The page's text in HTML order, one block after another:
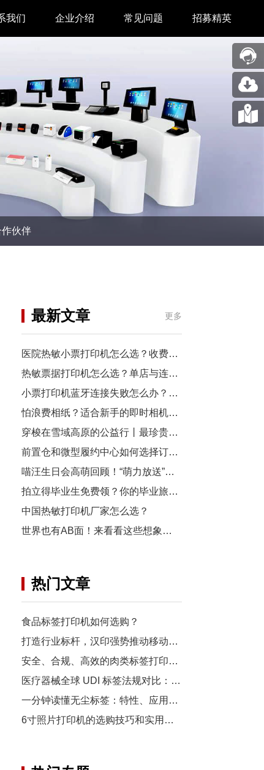
我们
合作
再利用服务
题反馈&建议
企业介绍
关于我们
图片展示
合作伙伴
汉印人文
公司动态
3D打印
常见问题 招募精英
作伙伴
最新文章 更多
医院热敏小票打印机怎么选？收费窗口、药房以及诊室选型指南
热敏票据打印机怎么选？单店与连锁门店选型对比
小票打印机蓝牙连接失败怎么办？从配对到断连7步排查
怕浪费相纸？适合新手的即时相机推荐
穿梭在雪域高原的公益行丨最珍贵的“礼物”，是让孩子看见远方
前置仓和微型履约中心如何选择订单小票打印机？
喵汪生日会高萌回顾！“萌力放送”请查收~
拍立得毕业生免费领？你的毕业旅行照，也有机会上「三影堂」影展了！
中国热敏打印机厂家怎么选？
世界也有AB面！来看看这些想象力拉满的拍立得作品~
热门文章
食品标签打印机如何选购？
打造行业标杆，汉印强势推动移动打印场景布局
安全、合规、高效的肉类标签打印解决方案
医疗器械全球 UDI 标签法规对比：FDA vs 欧盟 MDR vs 中国 NMPA要求解析
一分钟读懂无尘标签：特性、应用、打印全解析
6寸照片打印机的选购技巧和实用秘诀